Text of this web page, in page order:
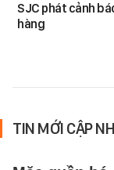
SJC phát cảnh
hàng
TIN MỚI CẬP